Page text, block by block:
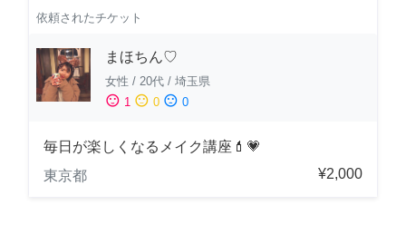
依頼されたチケット
まほちん♡
女性 / 20代 / 埼玉県
sentiment_satisfied 1 sentiment_neutral 0 sentiment_dissatisfied 0
毎日が楽しくなるメイク講座💄💗
東京都
¥2,000